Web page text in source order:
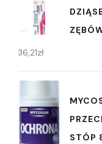
36,21zł
STÓP